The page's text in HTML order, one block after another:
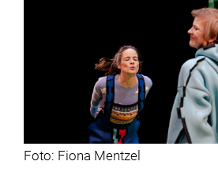
Foto: Fiona Mentzel